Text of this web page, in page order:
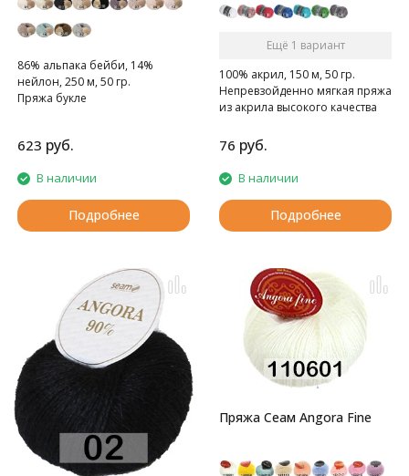
86% альпака бейби, 14%
нейлон, 250 м, 50 гр.
Пряжа букле
623 руб.
В наличии
Подробнее
Ещё 1 вариант
100% акрил, 150 м, 50 гр.
Непревзойденно мягкая пряжа
из акрила высокого качества
76 руб.
В наличии
Подробнее
Пряжа Сеам Angora Fine